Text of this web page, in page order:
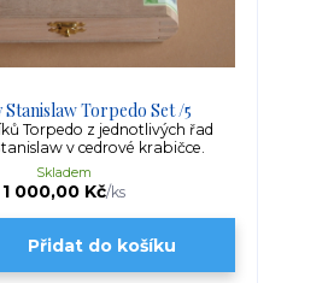
Torpedo Set /5
Torpedo z jednotlivých řad
v cedrové krabičce.
1 000,00 Kč/ks
Skladem
Přidat do košíku